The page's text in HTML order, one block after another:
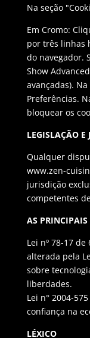
Na seção
Em Cromo:
por três linhas
do navegador.
Show
avançadas).
Preferências.
bloquear os
LEGISLAÇÃO E
Qualquer
www.zen-
jurisdição
competentes
AS
Lei nº 78-17
alterada pela
sobre
liberdades.
Lei n° 2004-
confiança na
LÉXICO